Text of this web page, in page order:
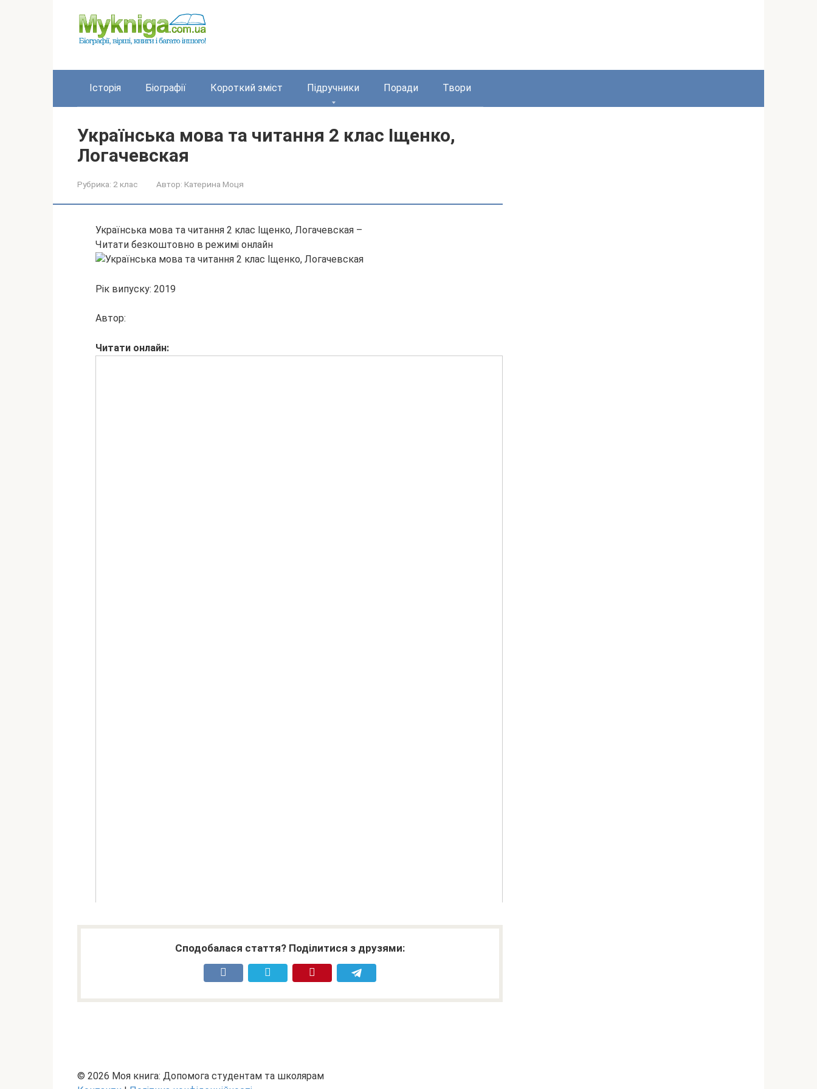
Історія Біографії Короткий зміст Підручники Поради Твори
Українська мова та читання 2 клас Іщенко,
Логачевская
Рубрика: 2 клас Автор: Катерина Моця
Українська мова та читання 2 клас Іщенко, Логачевская –
Читати безкоштовно в режимі онлайн
Рік випуску: 2019
Автор:
Читати онлайн:
Сподобалася стаття? Поділитися з друзями:
© 2026 Моя книга: Допомога студентам та школярам